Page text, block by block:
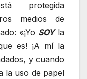
protegida
medios de
«¡Yo SOYla
es! ¡A mí la
y cuando
la uso de papel